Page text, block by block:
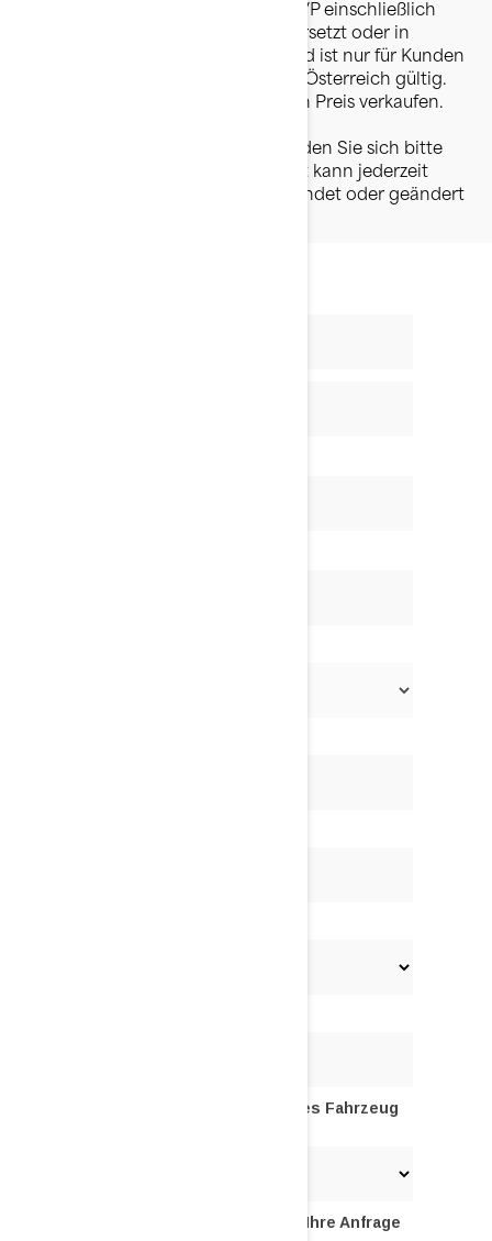
Rabattwert bezieht sich auf die UVP einschließlich
MWSt. Das Angebot kann nicht ersetzt oder in
Bargeld umgewandelt werden und ist nur für Kunden
mit Wohnsitz in Deutschland und Österreich gültig.
Händler können zu einem anderen Preis verkaufen.
Fahrzeugpreisinformationen wenden Sie sich bitte
an Ihren lokalen Händler. Angebot kann jederzeit
ohne vorherige Ankündigung beendet oder geändert